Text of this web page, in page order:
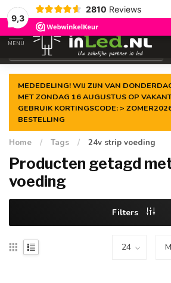
9,3
2810 Reviews
Gegarandeerde delaagste prijs
MENU
MEDEDELING! WIJ ZIJN VAN
MET ZONDAG 16 AUGUSTUS OP
GEBRUIK KORTINGSCODE: >
BESTELLING
Home / Tags / 24v strip voeding
Producten getagd
voeding
Filters